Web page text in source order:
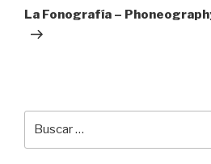
entrada
La Fonografía –